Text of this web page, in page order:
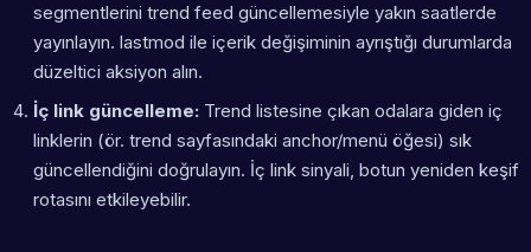
segmentlerini trend feed güncellemesiyle yakın saatlerde
yayınlayın. lastmod ile içerik değişiminin ayrıştığı durumlarda
düzeltici aksiyon alın.
İç link güncelleme: Trend listesine çıkan odalara giden iç
linklerin (ör. trend sayfasındaki anchor/menü öğesi) sık
güncellendiğini doğrulayın. İç link sinyali, botun yeniden keşif
rotasını etkileyebilir.